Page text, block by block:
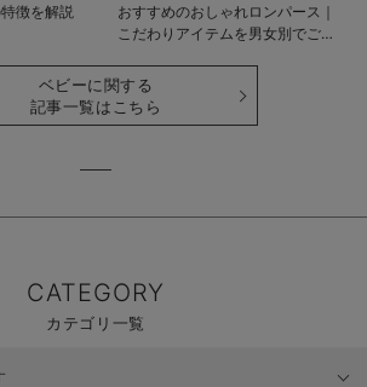
徴を解説
おすすめのおしゃれロンパース｜
こだわりアイテムを男女別でご紹
ベビーに関する
記事一覧はこちら
CATEGORY
カテゴリ一覧